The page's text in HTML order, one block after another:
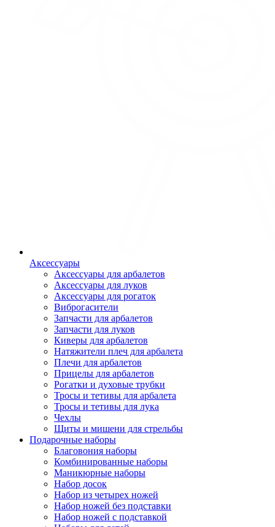
Аксессуары
Аксессуары для арбалетов
Аксессуары для луков
Аксессуары для рогаток
Виброгасители
Запчасти для арбалетов
Запчасти для луков
Киверы для арбалетов
Натяжители плеч для арбалета
Плечи для арбалетов
Прицелы для арбалетов
Рогатки и духовые трубки
Тросы и тетивы для арбалета
Тросы и тетивы для лука
Чехлы
Щиты и мишени для стрельбы
Подарочные наборы
Благовония наборы
Комбинированные наборы
Маникюрные наборы
Набор досок
Набор из четырех ножей
Набор ножей без подставки
Набор ножей с подставкой